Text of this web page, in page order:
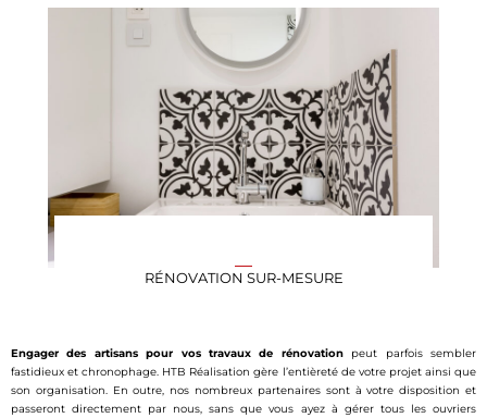
RÉNOVATION SUR-MESURE
Engager des artisans pour vos travaux de rénovationpeut parfois sembler
fastidieux et chronophage. HTB Réalisation gère l’entièreté de votre projet ainsi que
son organisation. En outre, nos nombreux partenaires sont à votre disposition et
passeront directement par nous, sans que vous ayez à gérer tous les ouvriers